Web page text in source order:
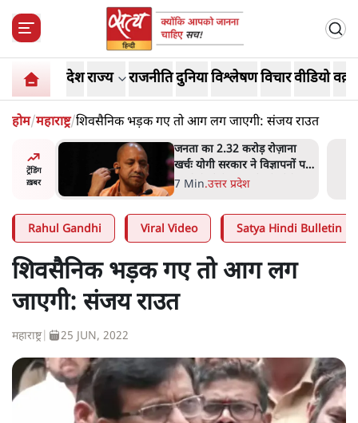
देशराज्य राजनीतिदुनियाविश्लेषणविचारवीडियो
होम/महाराष्ट्र/शिवसैनिक भड़क गए तो आग लग जाएगी: संजय राउत
ट्रेंडिंग
ख़बर
पर
उलटबांसीः राष्ट्र के चरित्र की मरम्मत
जारी है
11 Min.व्यंग्य/उलटबाँसी
Rahul Gandhi Viral Video Satya Hindi Bulletin
शिवसैनिक भड़क गए तो आग लग
जाएगी: संजय राउत
महाराष्ट्र| 25 JUN, 2022